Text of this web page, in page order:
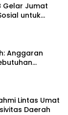
Gelar Jumat
untuk
Anggaran
Lintas Umat
Daerah